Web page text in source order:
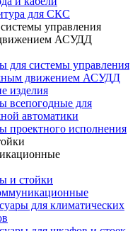
для СКС
управления
АСУДД
для системы управления
движением АСУДД
изделия
всепогодные для
автоматики
проектного исполнения
и стойки
для климатических